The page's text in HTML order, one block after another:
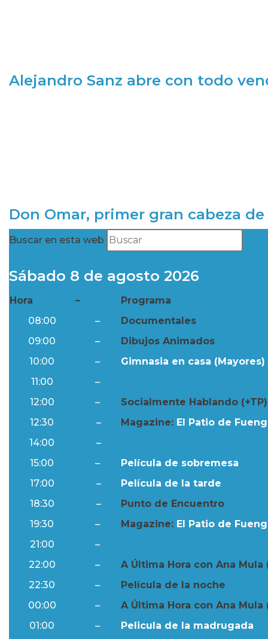
Alejandro Sanz abre con todo
Don Omar, primer gran cabeza
Buscar en esta web
Sábado 8 de agosto 2026
Hora –
Programa
08:00
–
Documentales
09:00
–
Dibujos Animados
10:00
–
Gimnasia en casa (Mayores)
11:00
–
12:00
–
Socialmente Hablando (+TP)
12:30
– Magazine: El Patio de
14:00
–
15:00
–
Película de sobremesa
17:00
–
Película de la tarde
18:30
–
Punto de Encuentro
19:30
– Magazine: El Patio de
21:00
–
22:00
–
A Última Hora con Ana Mula
22:30
–
Película de la noche
00:00
–
A Última Hora con Ana Mula
01:00
– Pelicula de la madrugada